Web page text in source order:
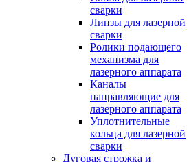
сварки
Линзы для лазерной
сварки
Ролики подающего
механизма для
лазерного аппарата
Каналы
направляющие для
лазерного аппарата
Уплотнительные
кольца для лазерной
сварки
Дуговая строжка и